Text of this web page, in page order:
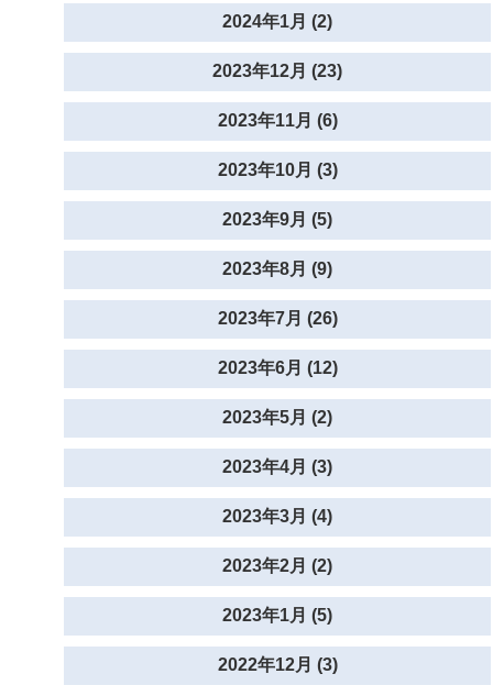
2024年1月 (2)
2023年12月 (23)
2023年11月 (6)
2023年10月 (3)
2023年9月 (5)
2023年8月 (9)
2023年7月 (26)
2023年6月 (12)
2023年5月 (2)
2023年4月 (3)
2023年3月 (4)
2023年2月 (2)
2023年1月 (5)
2022年12月 (3)